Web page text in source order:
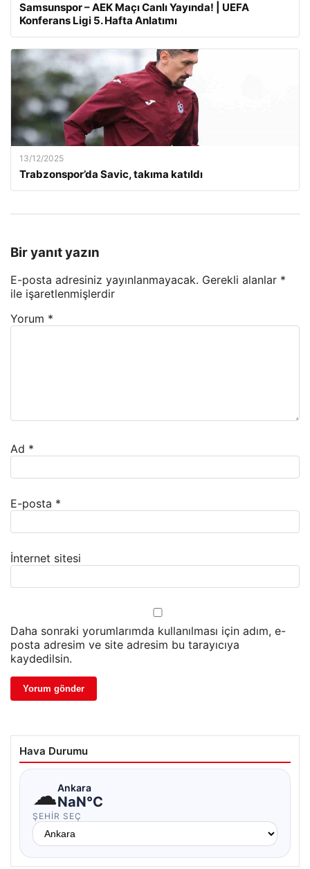
Samsunspor – AEK Maçı Canlı Yayında! | UEFA
Konferans Ligi 5. Hafta Anlatımı
13/12/2025
Trabzonspor’da Savic, takıma katıldı
Bir yanıt yazın
E-posta adresiniz yayınlanmayacak. Gerekli alanlar *
ile işaretlenmişlerdir
Yorum *
Ad *
E-posta *
İnternet sitesi
Daha sonraki yorumlarımda kullanılması için adım, e-
posta adresim ve site adresim bu tarayıcıya
kaydedilsin.
Hava Durumu
☁Ankara
NaN°C
ŞEHIR SEÇ